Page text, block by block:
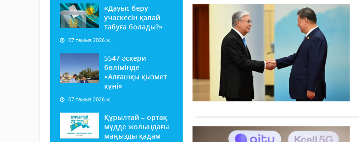
«Дауыс беру
учаскесін қалай
табуға болады?»
07 тамыз 2026 ж.
5547 әскери
бөлімінде
«Алғашқы қызмет
күні»
07 тамыз 2026 ж.
Құрылтай – ортақ
мүдде жолындағы
маңызды қадам